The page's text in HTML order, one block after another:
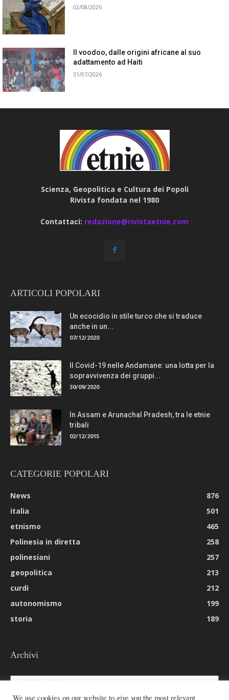
02/08/2026
Il voodoo, dalle origini africane al suo
adattamento ad Haiti
31/07/2026
Scienza, Geopolitica e Cultura dei Popoli
Rivista fondata nel 1980
Contattaci: redazione@rivistaetnie.com
ARTICOLI POPOLARI
Un ecocidio in stile turco che si traduce
anche in un...
07/12/2020
Il Covid-19 nelle Andamane: una lotta per la
sopravvivenza dei gruppi...
30/09/2020
In Assam e Arunachal Pradesh, tra le etnie
tribali
02/12/2015
CATEGORIE POPOLARI
News
876
italia
501
etnismo
465
Polinesia in diretta
258
polinesiani
257
geopolitica
213
curdi
212
autonomismo
199
storia
189
Archivi
Archivi
We use cookies on our website to give you the most relevant